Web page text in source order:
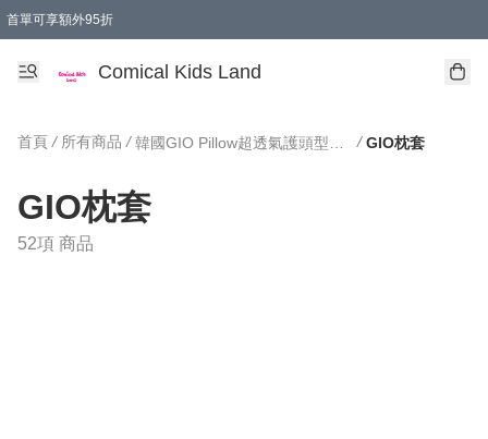
首單可享額外95折
Comical Kids Land
首頁 / 所有商品 / / GIO枕套
GIO枕套
52項 商品